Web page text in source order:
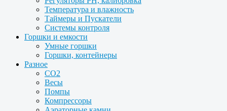
Температура и влажность
Таймеры и Пускатели
Системы контроля
Горшки и емкости
Умные горшки
Горшки, контейнеры
Разное
CO2
Весы
Помпы
Компрессоры